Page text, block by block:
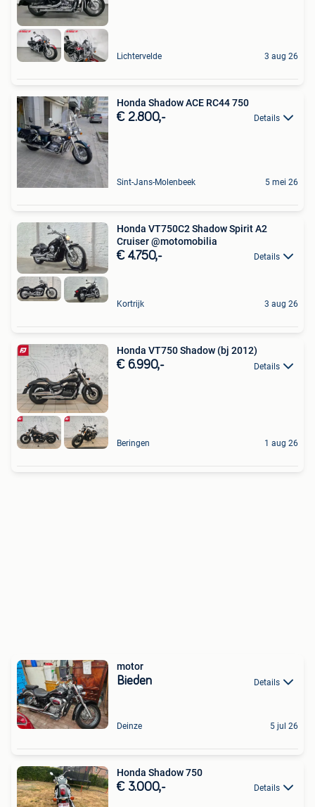
Lichtervelde 3 aug 26
Honda Shadow ACE RC44 750
€ 2.800,- Details
Sint-Jans-Molenbeek 5 mei 26
Honda VT750C2 Shadow Spirit A2
Cruiser @motomobilia
€ 4.750,- Details
Kortrijk 3 aug 26
Honda VT750 Shadow (bj 2012)
€ 6.990,- Details
Beringen 1 aug 26
motor
Bieden Details
Deinze 5 jul 26
Honda Shadow 750
€ 3.000,- Details